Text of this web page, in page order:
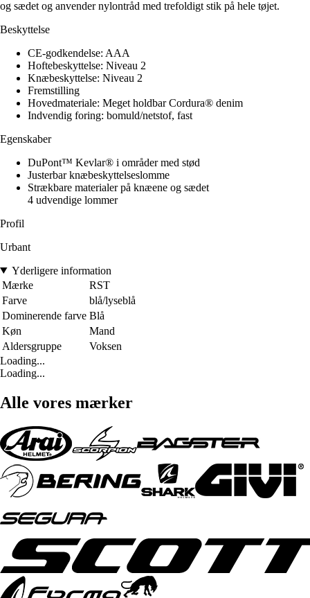
og sædet og anvender nylontråd med trefoldigt stik på hele tøjet.
Beskyttelse
CE-godkendelse: AAA
Hoftebeskyttelse: Niveau 2
Knæbeskyttelse: Niveau 2
Fremstilling
Hovedmateriale: Meget holdbar Cordura® denim
Indvendig foring: bomuld/netstof, fast
Egenskaber
DuPont™ Kevlar® i områder med stød
Justerbar knæbeskyttelseslomme
Strækbare materialer på knæene og sædet
4 udvendige lommer
Profil
Urbant
Yderligere information
Mærke
RST
Farve
blå/lyseblå
Dominerende farve Blå
Køn
Mand
Aldersgruppe
Voksen
Loading...
Loading...
Alle vores mærker